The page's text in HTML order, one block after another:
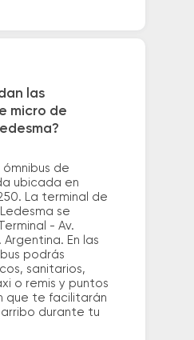
las
micro de
ómnibus de
ubicada en
La terminal de
se
- Av.
Argentina. En las
podrás
sanitarios,
o remis y puntos
que te facilitarán
durante tu